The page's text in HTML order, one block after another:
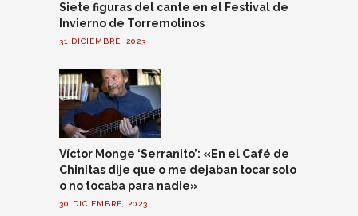
Siete figuras del cante en el Festival de
Invierno de Torremolinos
31 DICIEMBRE, 2023
Víctor Monge ‘Serranito’: «En el Café de
Chinitas dije que o me dejaban tocar solo
o no tocaba para nadie»
30 DICIEMBRE, 2023